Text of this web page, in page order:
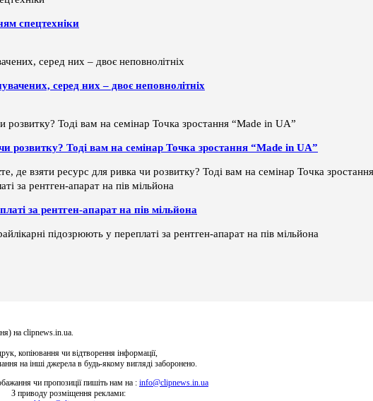
спецтехніки
серед них – двоє неповнолітніх
розвитку? Тоді вам на семінар Точка зростання “Made in UA”
де взяти ресурс для ривка чи розвитку? Тоді вам на семінар Точка
за рентген-апарат на пів мільйона
підозрюють у переплаті за рентген-апарат на пів мільйона
на clipnews.in.ua.
копіювання чи відтворення інформації,
на інші джерела в будь-якому вигляді заборонено.
чи пропозиції пишіть нам на : info@clipnews.in.ua
З приводу розміщення реклами: